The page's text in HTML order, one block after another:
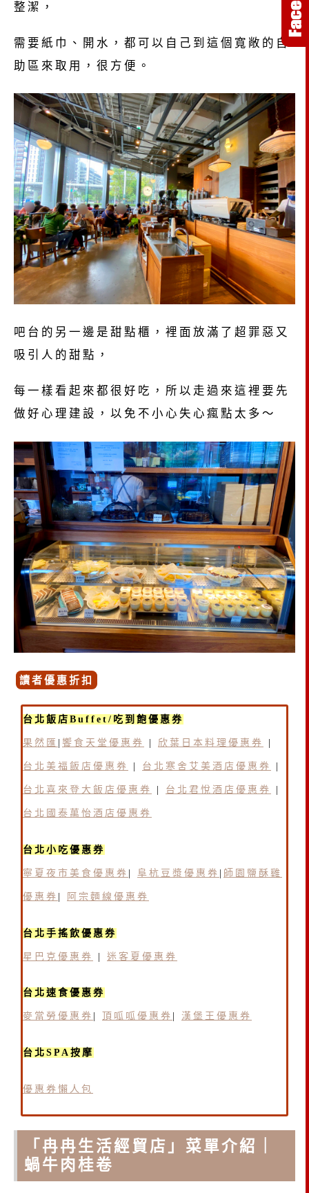
整潔，
需要紙巾、開水，都可以自己到這個寬敞的自
助區來取用，很方便。
吧台的另一邊是甜點櫃，裡面放滿了超罪惡又
吸引人的甜點，
每一樣看起來都很好吃，所以走過來這裡要先
做好心理建設，以免不小心失心瘋點太多～
讀者優惠折扣
台北飯店Buffet/吃到飽優惠券
果然匯 饗食天堂優惠券 欣葉日本料理優惠券
台北美福飯店優惠券 台北寒舍艾美酒店優惠券
台北喜來登大飯店優惠券 台北君悅酒店優惠券
台北國泰萬怡酒店優惠券
台北小吃優惠券
寧夏夜市美食優惠券 阜杭豆漿優惠券 師園鹽酥雞
優惠券 阿宗麵線優惠券
台北手搖飲優惠券
星巴克優惠券 | 迷客夏優惠券
台北速食優惠券
麥當勞優惠券 頂呱呱優惠券 漢堡王優惠券
台北SPA按摩
優惠券懶人包
「冉冉生活經貿店」菜單介紹｜
蝸牛肉桂卷